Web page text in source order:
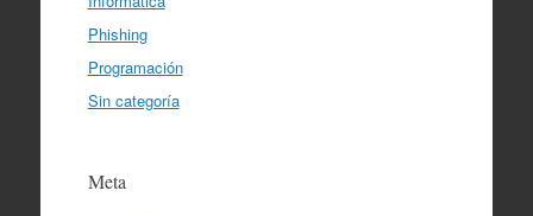
Phishing
Programación
Sin categoría
Meta